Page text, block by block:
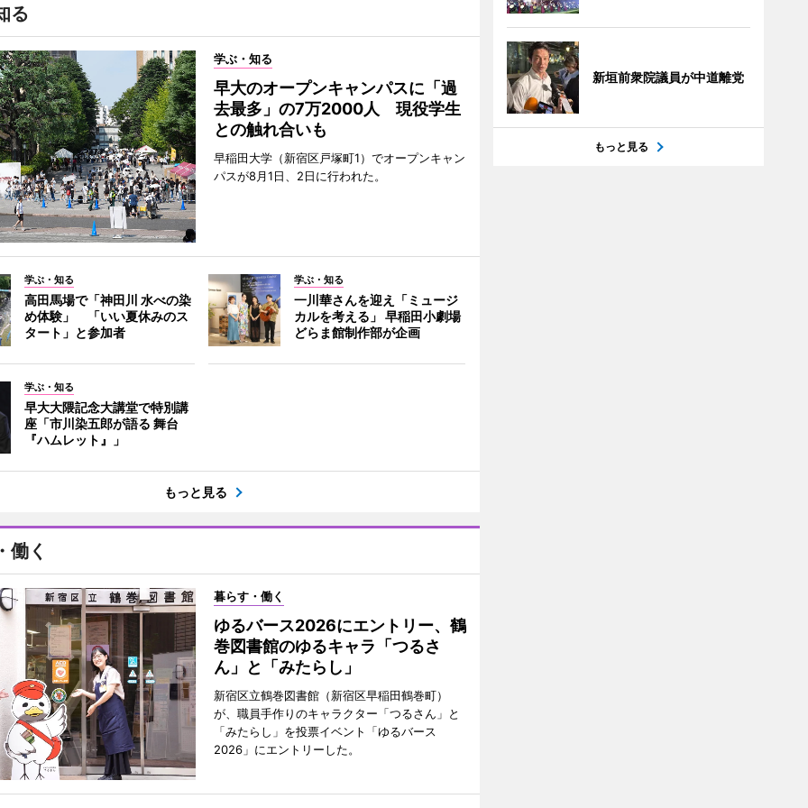
る
学ぶ・知る
早大のオープンキャンパスに「過
去最多」の7万2000人 現役学生
との触れ合いも
早稲田大学（新宿区戸塚町1）でオープンキャン
パスが8月1日、2日に行われた。
学ぶ・知る
高田馬場で「神田川 水べの染
め体験」 「いい夏休みのス
タート」と参加者
学ぶ・知る
一川華さんを迎え「ミュージ
カルを考える」 早稲田小劇場
どらま館制作部が企画
学ぶ・知る
早大大隈記念大講堂で特別講
座「市川染五郎が語る 舞台
『ハムレット』」
もっと見る
働く
暮らす・働く
ゆるバース2026にエントリー、鶴
巻図書館のゆるキャラ「つるさ
ん」と「みたらし」
新宿区立鶴巻図書館（新宿区早稲田鶴巻町）
が、職員手作りのキャラクター「つるさん」と
「みたらし」を投票イベント「ゆるバース
2026」にエントリーした。
新垣前衆院議員が中道離党
もっと見る